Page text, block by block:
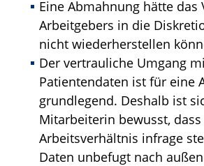
Eine Abmahnung hätte das
Arbeitgebers in die
nicht wiederherstellen
Der vertrauliche Umgang
Patientendaten ist für eine
grundlegend. Deshalb ist
Mitarbeiterin bewusst,
Arbeitsverhältnis infrage
Daten unbefugt nach